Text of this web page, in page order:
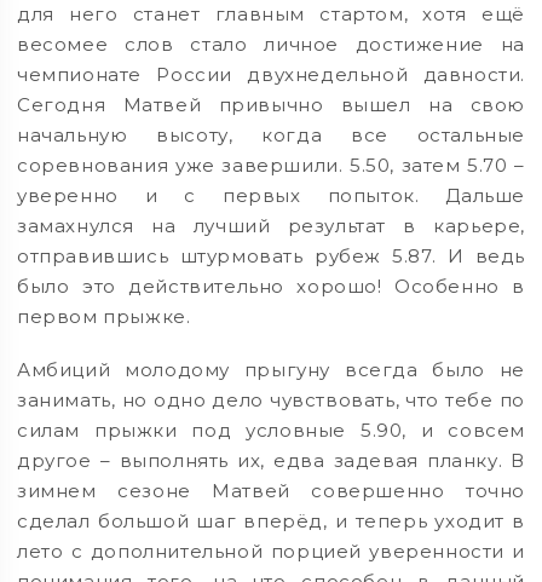
для него станет главным стартом, хотя ещё
весомее слов стало личное достижение на
чемпионате России двухнедельной давности.
Сегодня Матвей привычно вышел на свою
начальную высоту, когда все остальные
соревнования уже завершили. 5.50, затем 5.70 –
уверенно и с первых попыток. Дальше
замахнулся на лучший результат в карьере,
отправившись штурмовать рубеж 5.87. И ведь
было это действительно хорошо! Особенно в
первом прыжке.
Амбиций молодому прыгуну всегда было не
занимать, но одно дело чувствовать, что тебе по
силам прыжки под условные 5.90, и совсем
другое – выполнять их, едва задевая планку. В
зимнем сезоне Матвей совершенно точно
сделал большой шаг вперёд, и теперь уходит в
лето с дополнительной порцией уверенности и